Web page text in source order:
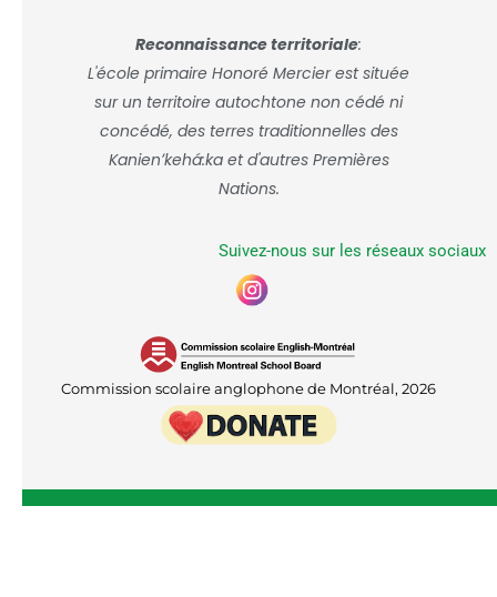
Reconnaissance territoriale:
L'école primaire Honoré Mercier est située
sur un territoire autochtone non cédé ni
concédé, des terres traditionnelles des
Kanienʼkehá:ka et d'autres Premières
Nations.
Suivez-nous sur les réseaux sociaux
Commission scolaire anglophone de Montréal, 2026